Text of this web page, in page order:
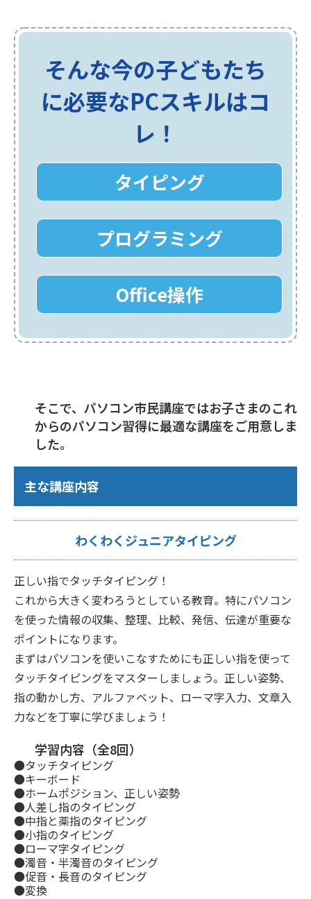
そんな今の子どもたち
に必要なPCスキルはコ
レ！
タイピング
プログラミング
Office操作
そこで、パソコン市民講座ではお子さまのこれ
からのパソコン習得に最適な講座をご用意しま
した。
主な講座内容
わくわくジュニアタイピング
正しい指でタッチタイピング！
これから大きく変わろうとしている教育。特にパソコン
を使った情報の収集、整理、比較、発信、伝達が重要な
ポイントになります。
まずはパソコンを使いこなすためにも正しい指を使って
タッチタイピングをマスターしましょう。正しい姿勢、
指の動かし方、アルファベット、ローマ字入力、文章入
力などを丁寧に学びましょう！
学習内容（全8回）
●タッチタイピング
●キーボード
●ホームポジション、正しい姿勢
●人差し指のタイピング
●中指と薬指のタイピング
●小指のタイピング
●ローマ字タイピング
●濁音・半濁音のタイピング
●促音・長音のタイピング
●変換